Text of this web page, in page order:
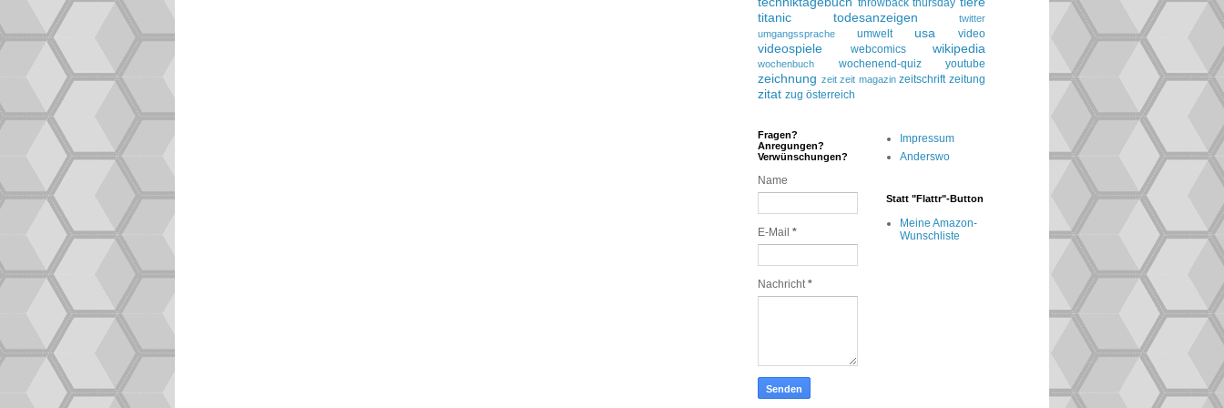
throwback thursday
titanic
todesanzeigen
twitter
umgangssprache
umwelt usa video
videospiele webcomics wikipedia
wochenbuch wochenend-quiz youtube
zeichnung zeit zeit magazin zeitschrift zeitung
zitat zug österreich
Fragen?
Anregungen?
Verwünschungen?
Name
E-Mail *
Nachricht*
Impressum
Anderswo
Statt "Flattr"-Button
Meine Amazon-
Wunschliste